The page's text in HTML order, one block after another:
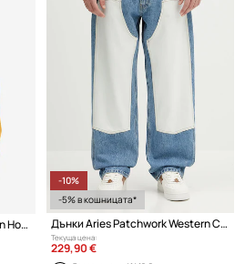
Памучен суичър Aries Column Hoodie AR20010 PALE MINT
-10%
-5% в кошницата*
Дънки Aries Patchwork Western Carpenter Jeans
Текуща цена:
229,90 €